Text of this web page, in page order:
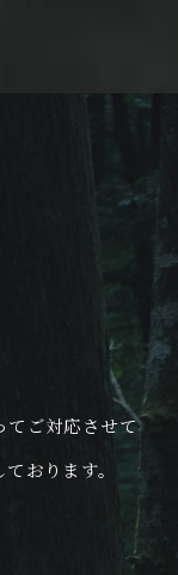
てご対応させて
おります。